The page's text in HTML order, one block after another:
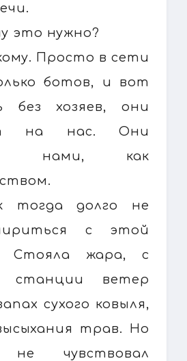
это нужно?
Просто в сети
ботов, и вот
без хозяев, они
на нас. Они
нами, как
тогда долго не
с этой
Стояла жара, с
станции ветер
сухого ковыля,
трав. Но
не чувствовал